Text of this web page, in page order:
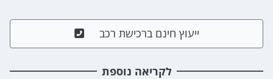
ייעוץ חינם ברכישת רכב
לקריאה נוספת